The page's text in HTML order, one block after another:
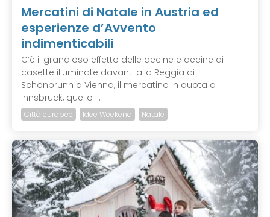
Mercatini di Natale in Austria ed
esperienze d’Avvento
indimenticabili
C’è il grandioso effetto delle decine e decine di
casette illuminate davanti alla Reggia di
Schönbrunn a Vienna, il mercatino in quota a
Innsbruck, quello ...
Città europee Idee Weekend Natale